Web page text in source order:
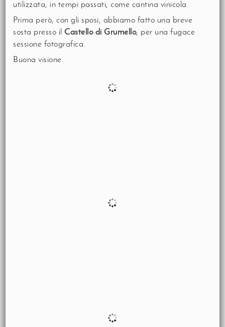
utilizzata, in tempi passati, come cantina vinicola.
Prima però, con gli sposi, abbiamo fatto una breve
sosta presso ilCastello di Grumello, per una fugace
sessione fotografica.
Buona visione.